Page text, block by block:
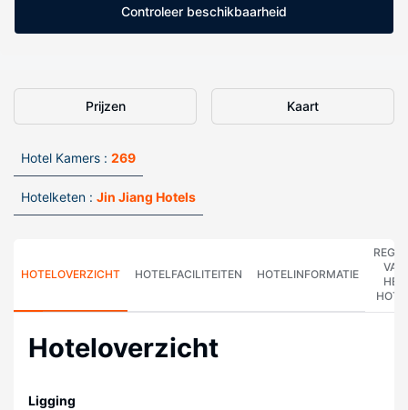
Controleer beschikbaarheid
Prijzen Kaart
Hotel Kamers : 269
Hotelketen : Jin Jiang Hotels
HOTELOVERZICHT HOTELFACILITEITEN HOTELINFORMATIE
VAN
HET
Hoteloverzicht
Ligging